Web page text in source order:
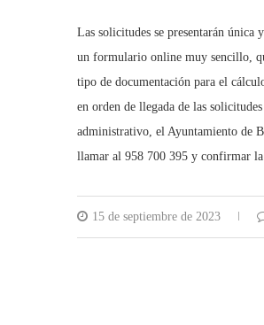
Las solicitudes se presentarán única
un formulario online muy sencillo,
tipo de documentación para el
en orden de llegada de las
administrativo, el Ayuntamiento de
llamar al 958 700 395 y confirmar
15 de septiembre de 2023